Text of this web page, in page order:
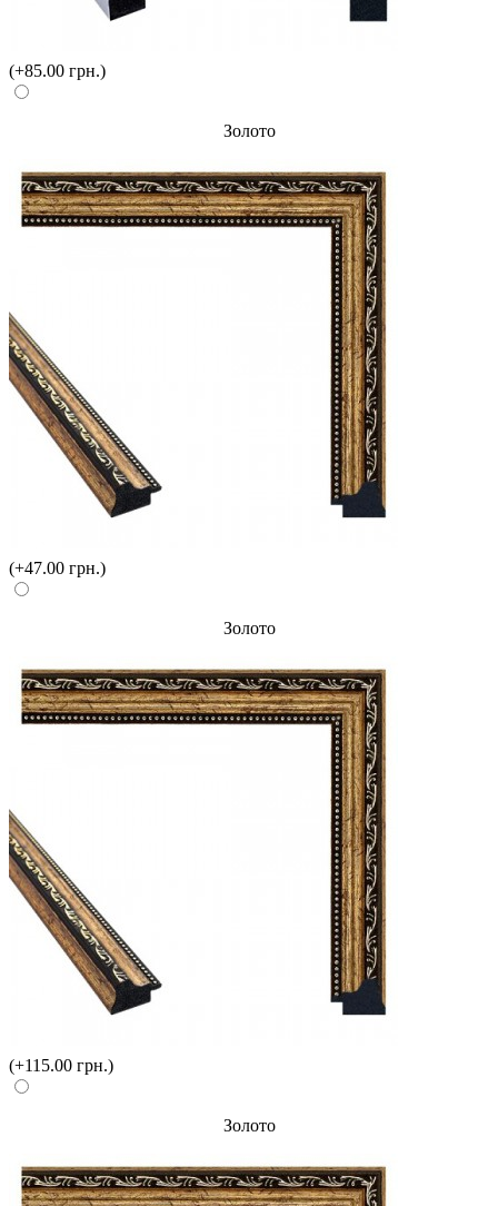
(+85.00 грн.)
Золото
(+47.00 грн.)
Золото
(+115.00 грн.)
Золото